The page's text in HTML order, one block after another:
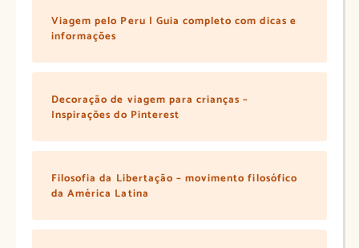
Viagem pelo Peru | Guia completo com dicas e
informações
Decoração de viagem para crianças –
Inspirações do Pinterest
Filosofia da Libertação – movimento filosófico
da América Latina